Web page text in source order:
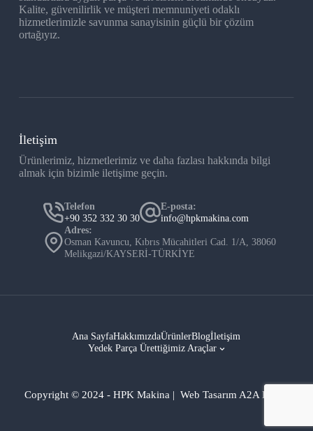
Kalite, güvenilirlik ve müşteri memnuniyeti odaklı
hizmetlerimizle savunma sanayisinin güçlü bir çözüm
ortağıyız.
İletişim
Ürünlerimiz, hizmetlerimiz ve daha fazlası hakkında bilgi
almak için bizimle iletişime geçin.
Telefon
+90 352 332 30 30
E-posta:
info@hpkmakina.com
Adres:
Osman Kavuncu, Kıbrıs Mücahitleri Cad. 1/A, 38060
Melikgazi/KAYSERİ-TÜRKİYE
Ana SayfaHakkımızdaÜrünlerBlogİletişim
Yedek Parça Ürettiğimiz Araçlar
Copyright © 2024 - HPK Makina | Web Tasarım A2A Dijital